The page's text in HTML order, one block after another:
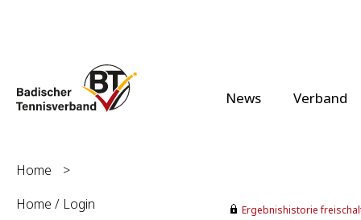
News Verband
Home
>
Home / Login
Ergebnishistorie